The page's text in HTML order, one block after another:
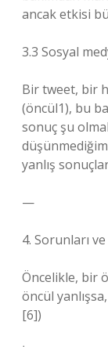
ancak etkisi
3.3 Sosyal
Bir tweet, bir
(öncül1), bu
sonuç şu
yanlış
—
4. Sorunları
Öncelikle, bir
öncül
[6])